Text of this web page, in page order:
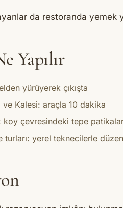
da restoranda yemek
Yapılır
yürüyerek çıkışta
Kalesi: araçla 10 dakika
koy çevresindeki tepe
turları: yerel teknecilerle